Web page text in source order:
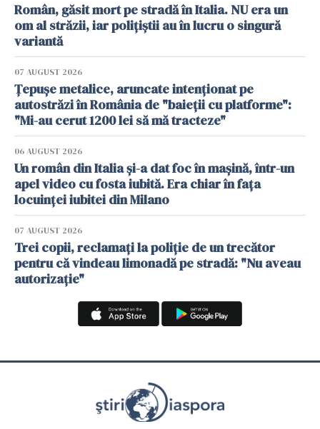
Român, găsit mort pe stradă în Italia. NU era un
om al străzii, iar polițiștii au în lucru o singură
variantă
07 AUGUST 2026
Țepușe metalice, aruncate intenționat pe
autostrăzi în România de "baieții cu platforme":
"Mi-au cerut 1200 lei să mă tracteze"
06 AUGUST 2026
Un român din Italia și-a dat foc în mașină, într-un
apel video cu fosta iubită. Era chiar în fața
locuinței iubitei din Milano
07 AUGUST 2026
Trei copii, reclamați la poliție de un trecător
pentru că vindeau limonadă pe stradă: "Nu aveau
autorizație"